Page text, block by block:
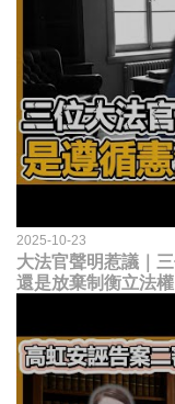
2025-10-23
大法官聲明惹議｜
還是放棄制衡立法權